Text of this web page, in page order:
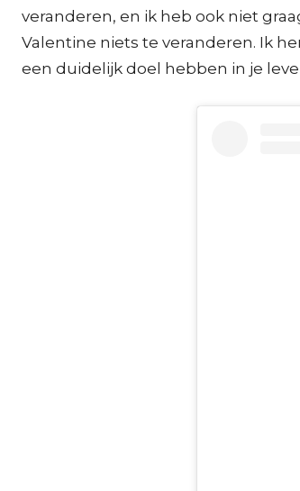
veranderen, en ik heb ook niet
Valentine niets te veranderen. Ik
een duidelijk doel hebben in je